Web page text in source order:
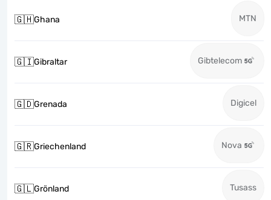
🇬🇭Ghana MTN
🇬🇮Gibraltar Gibtelecom
🇬🇩Grenada Digicel
🇬🇷Griechenland Nova
🇬🇱Grönland Tusass